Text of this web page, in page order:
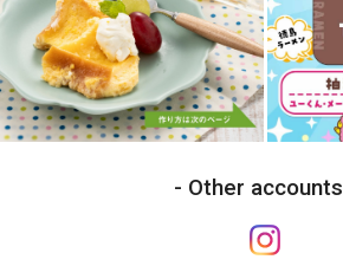
Other accounts